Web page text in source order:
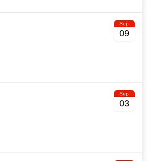
Sep
09
Sep
03